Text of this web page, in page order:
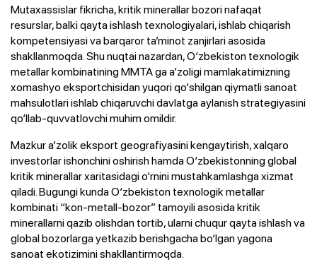
Mutaxassislar fikricha, kritik minerallar bozori nafaqat
resurslar, balki qayta ishlash texnologiyalari, ishlab chiqarish
kompetensiyasi va barqaror ta’minot zanjirlari asosida
shakllanmoqda. Shu nuqtai nazardan, O‘zbekiston texnologik
metallar kombinatining MMTA ga a’zoligi mamlakatimizning
xomashyo eksportchisidan yuqori qo‘shilgan qiymatli sanoat
mahsulotlari ishlab chiqaruvchi davlatga aylanish strategiyasini
qo‘llab-quvvatlovchi muhim omildir.
Mazkur a’zolik eksport geografiyasini kengaytirish, xalqaro
investorlar ishonchini oshirish hamda O‘zbekistonning global
kritik minerallar xaritasidagi o‘rnini mustahkamlashga xizmat
qiladi. Bugungi kunda O‘zbekiston texnologik metallar
kombinati “kon-metall-bozor” tamoyili asosida kritik
minerallarni qazib olishdan tortib, ularni chuqur qayta ishlash va
global bozorlarga yetkazib berishgacha bo‘lgan yagona
sanoat ekotizimini shakllantirmoqda.